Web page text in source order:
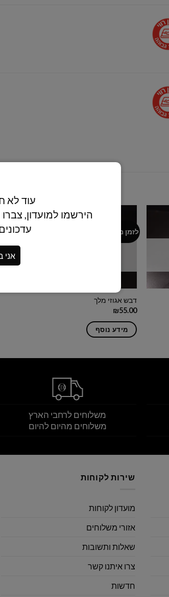
לזמן מוגבל!
דבש אגוזי מלך
₪55.00
מידע נוסף
משלוחים לרחבי הארץ
משלוחים מהיום להיום
שירות לקוחות
מועדון לקוחות
אזורי משלוחים
שאלות ותשובות
צרו איתנו קשר
חדשות
עוד לא
הירשמו למועדון,
אני